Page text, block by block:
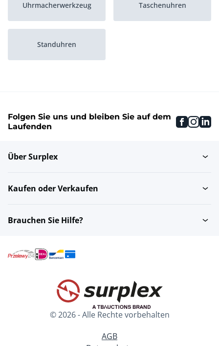
Uhrmacherwerkzeug Taschenuhren
Standuhren
Folgen Sie uns und bleiben Sie auf dem
Laufenden
Über Surplex
Kaufen oder Verkaufen
Brauchen Sie Hilfe?
© 2026 - Alle Rechte vorbehalten
AGB